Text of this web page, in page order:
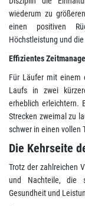
wiederum zu
einen positiven
Höchstleistung und
Effizientes
Für Läufer mit einem
Laufs in zwei
erheblich erleichtern.
Strecken zweimal zu
schwer in einen vollen
Die Kehrseite
Trotz der zahlreichen
und Nachteile, die
Gesundheit und